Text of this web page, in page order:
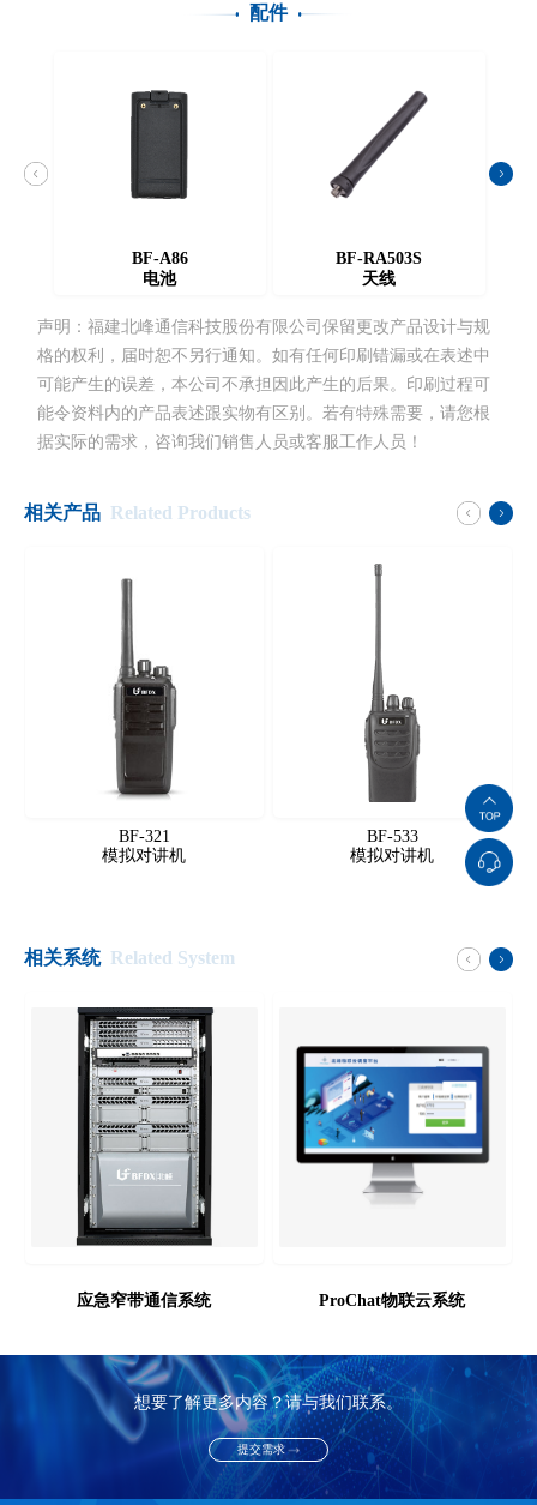
配件
BF-A86
电池
BF-RA503S
天线
声明：福建北峰通信科技股份有限公司保留更改产品设计与规
格的权利，届时恕不另行通知。如有任何印刷错漏或在表述中
可能产生的误差，本公司不承担因此产生的后果。印刷过程可
能令资料内的产品表述跟实物有区别。若有特殊需要，请您根
据实际的需求，咨询我们销售人员或客服工作人员！
相关产品 Related Products
BF-321
模拟对讲机
BF-533
模拟对讲机
相关系统 Related System
应急窄带通信系统 ProChat物联云系统
想要了解更多内容？请与我们联系。
提交需求